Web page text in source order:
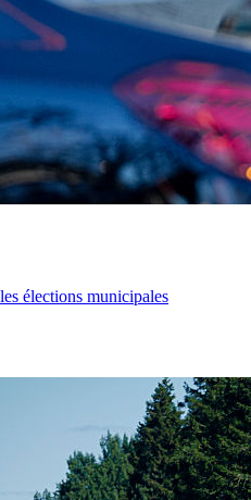
élections municipales